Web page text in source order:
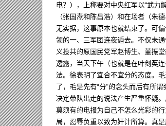
电？），上称要对中央红军以“武力
（张国焘和陈昌浩）和在场者（朱
无实据，这事原本也就结束了。可
领的一、三军团连夜遁去。不仅未
义投共的原国民党军赵博生、董振
透露，当天下午（也就是在叶剑英
法。徐表明了宜合不宜分的态度。
了，毛是先有“分”的念头而后有所
决定带队出走的说法产生严重怀疑
莫须有的电报为自己不怎么光彩的
局，忍辱负重以致为奸计所算。真